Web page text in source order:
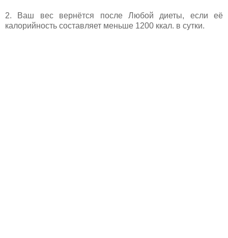
2. Ваш вес вернётся после Любой диеты, если её
калорийность составляет меньше 1200 ккал. в сутки.